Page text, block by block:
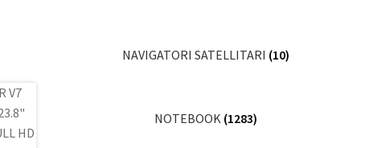
NAVIGATORI SATELLITARI (10)
NOTEBOOK (1283)